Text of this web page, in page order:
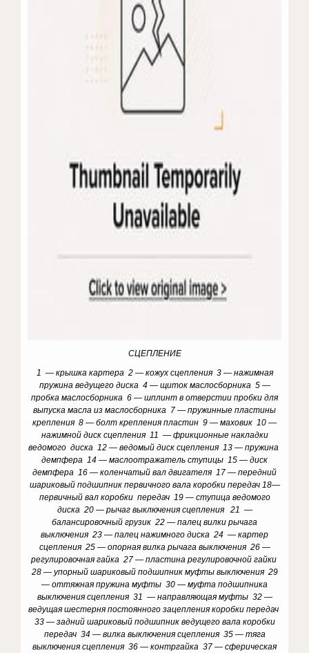
СЦЕПЛЕНИЕ
1 — крышка картера 2 — кожух сцепления 3 — нажимная
пружина ведущего диска 4 — щиток маслосборника 5 —
пробка маслосборника 6 — шплинт в отверстии пробки для
выпуска масла из маслосборника 7 — пружинные пластины
крепления 8 — болт крепления пластин 9 — маховик 10 —
нажимной диск сцепления 11 — фрикционные накладки
ведомого диска 12 — ведомый диск сцепления 13 — пружина
демпфера 14 — маслоотражатель ступицы 15 — диск
демпфера 16 — коленчатый вал двигателя 17 — передний
шариковый подшипник первичного вала коробки передач 18—
первичный вал коробки передач 19 — ступица ведомого
диска 20 — рычаг выключения сцепления 21 —
балансировочный грузик 22 — палец вилки рычага
выключения 23 — палец нажимного диска 24 — картер
сцепления 25 — опорная вилка рычага выключения 26 —
регулировочная гайка 27 — пластина регулировочной гайки
28 — упорный шариковый подшипник муфты выключения 29
— оттяжная пружина муфты 30 — муфта подшипника
выключения сцепления 31 — направляющая муфты 32 —
ведущая шестерня постоянного зацепления коробки передач
33 — задний шариковый подшипник ведущего вала коробки
передач 34 — вилка выключения сцепления 35 — тяга
выключения сцепления 36 — контргайка 37 — сферическая